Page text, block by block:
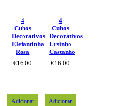
4
Cubos
Decorativos
Elefantinha
Rosa
€16.00
4
Cubos
Decorativos
Ursinho
Castanho
€16.00
Adicionar Adicionar